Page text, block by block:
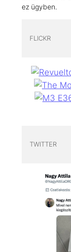
ez ügyben.
FLICKR
TWITTER